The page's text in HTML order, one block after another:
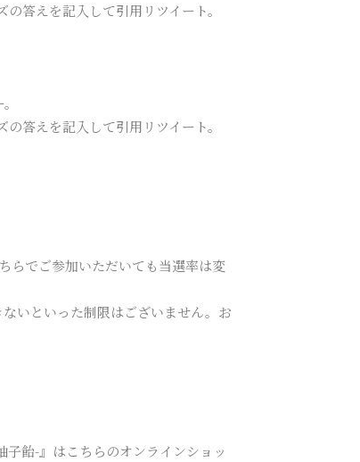
答えを記入して引用リツイート。
答えを記入して引用リツイート。
らでご参加いただいても当選率は変
いといった制限はございません。お
飴-』はこちらのオンラインショッ